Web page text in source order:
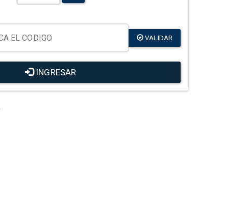
VALIDAR
INGRESAR